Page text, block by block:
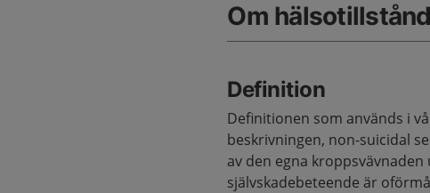
Om
Definition
Definitionen som används i
beskrivningen, non-suicidal
av den egna
självskadebeteende är